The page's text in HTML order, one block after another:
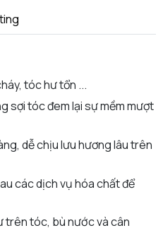
tóc hư tổn ...
sợi tóc đem lại sự mềm mượt
dễ chịu lưu hương lâu trên
các dịch vụ hóa chất để
trên tóc, bù nước và cân